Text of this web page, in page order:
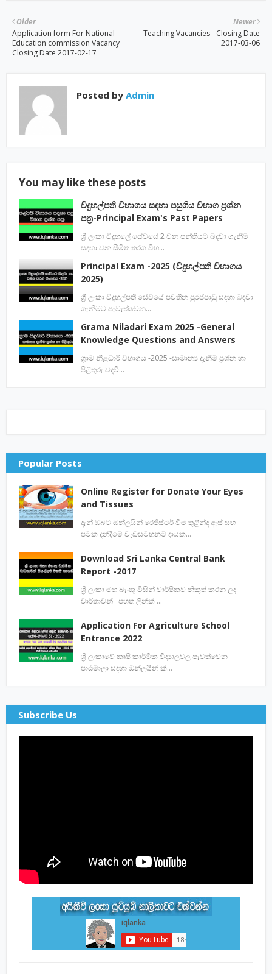
Newer
Teaching Vacancies - Closing Date
2017-03-06
Older
Application form For National
Education commission Vacancy
Closing Date 2017-02-17
Posted by Admin
You may like these posts
විදුහල්පති විභාගය සඳහා පසුගිය විභාග ප්‍රශ්න
පත්‍ර-Principal Exam's Past Papers
ශ්‍රී ලංකා විදුහලේ සේවයේ 2 වන පන්තියට බදවා ගැනීම
සදහා වන සීමිත තරග විභ…
Principal Exam -2025 (විදුහල්පති විභාගය
2025)
ශ්‍රී ලංකා විදුහල්පති සේවයේ පවතින පුරප්පාඩු සඳහා බඳවා
ගැනිමට පැවැත්වෙන…
Grama Niladari Exam 2025 -General
Knowledge Questions and Answers
ග්‍රාම නිළධාරි විභාගය -2025 -සාමාන්‍ය දැනීම ප්‍රශ්න හා
පිළිතුරු වදවී…
Popular Posts
Online Register for Donate Your Eyes
and Tissues
දැන් ඔබට ඔන්ලයින් රෙජිස්ටර් වීම තුළින්ද ඇස් සහ
පටක දන්දීමේ වැඩසටහනට දායක…
Download Sri Lanka Central Bank
Report -2017
ශ්‍රී ලංකා මහ බැංකු විසින් වාර්ෂිකව නිකුත් කරන ලද
වාර්තාවන් පහත ලින්ක් …
Application For Agriculture School
Entrance 2022
ශ්‍රී ලංකාවේ කෘෂි කාර්මික විද්‍යාලවල පැවත්වෙන
පාඨමාලා සදහා ඔන්ලයින් ක්…
Subscribe Us